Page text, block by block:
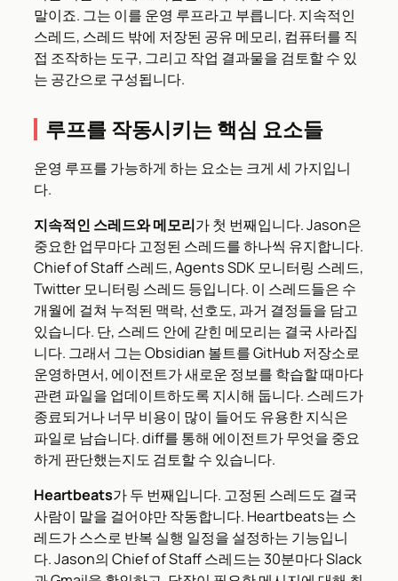
말이죠. 그는 이를 운영 루프라고 부릅니다. 지속적인
스레드, 스레드 밖에 저장된 공유 메모리, 컴퓨터를 직
접 조작하는 도구, 그리고 작업 결과물을 검토할 수 있
는 공간으로 구성됩니다.
루프를 작동시키는 핵심 요소들
운영 루프를 가능하게 하는 요소는 크게 세 가지입니
다.
지속적인 스레드와 메모리가 첫 번째입니다. Jason은
중요한 업무마다 고정된 스레드를 하나씩 유지합니다.
Chief of Staff 스레드, Agents SDK 모니터링 스레드,
Twitter 모니터링 스레드 등입니다. 이 스레드들은 수
개월에 걸쳐 누적된 맥락, 선호도, 과거 결정들을 담고
있습니다. 단, 스레드 안에 갇힌 메모리는 결국 사라집
니다. 그래서 그는 Obsidian 볼트를 GitHub 저장소로
운영하면서, 에이전트가 새로운 정보를 학습할 때마다
관련 파일을 업데이트하도록 지시해 둡니다. 스레드가
종료되거나 너무 비용이 많이 들어도 유용한 지식은
파일로 남습니다. diff를 통해 에이전트가 무엇을 중요
하게 판단했는지도 검토할 수 있습니다.
Heartbeats가 두 번째입니다. 고정된 스레드도 결국
사람이 말을 걸어야만 작동합니다. Heartbeats는 스
레드가 스스로 반복 실행 일정을 설정하는 기능입니
다. Jason의 Chief of Staff 스레드는 30분마다 Slack